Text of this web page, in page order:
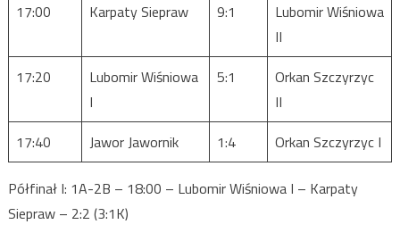
17:00 Karpaty Siepraw 9:1
Lubomir Wiśniowa
II
17:20
Lubomir Wiśniowa
I
5:1
Orkan Szczyrzyc
II
17:40
Jawor Jawornik 1:4 Orkan Szczyrzyc I
Półfinał I: 1A-2B – 18:00 – Lubomir Wiśniowa I – Karpaty
Siepraw – 2:2 (3:1K)